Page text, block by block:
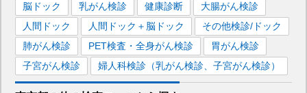
脳ドック 乳がん検診 健康診断
大腸がん検診
人間ドック
人間ドック＋脳ドック
その他検診/ドック
肺がん検診
PET検査・全身がん検診
胃がん検診
子宮がん検診
婦人科検診（乳がん検診、子宮がん検診）